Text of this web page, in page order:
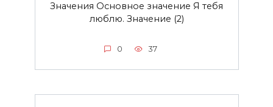
Значения Основное значение Я тебя
люблю. Значение (2)
0 37